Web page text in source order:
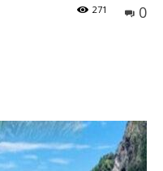
0
271